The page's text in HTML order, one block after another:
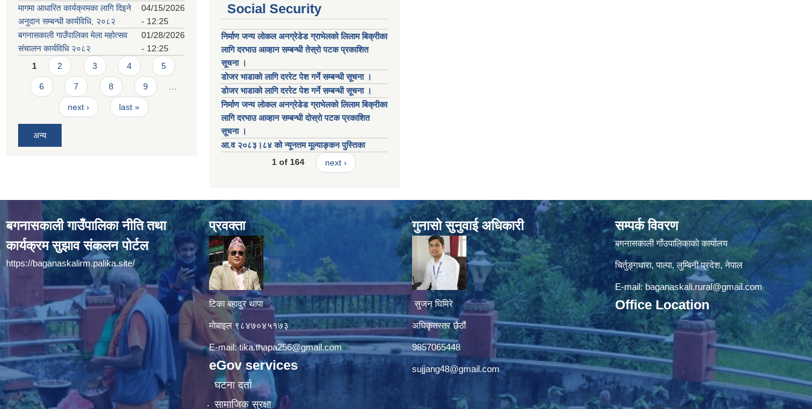
मागमा आधारित कार्यक्रमका लागि दिइने
अनुदान सम्बन्धी कार्यविधि, २०८२
04/15/2026
- 12:25
बगनासकाली गाउँपालिका मेला महोत्सव
संचालन कार्यविधि २०८२
01/28/2026
- 12:25
Pages
1 2 3 4 5
6 7 8 9
next › last »
अन्य
Social Security
निर्माण जन्य लोकल अनग्रेडेड ग्राभेलको लिलाम बिक्रीका
लागि दरभाउ आव्हान सम्बन्धी तेस्रो पटक प्रकाशित
सूचना ।
डाेजर भाडाकाे लागि दररेट पेश गर्ने सम्बन्धी सूचना ।
डाेजर भाडाकाे लागि दररेट पेश गर्ने सम्बन्धी सूचना ।
निर्माण जन्य लोकल अनग्रेडेड ग्राभेलको लिलाम बिक्रीका
लागि दरभाउ आव्हान सम्बन्धी दोस्रो पटक प्रकाशित
सूचना ।
आ.व २०८३।८४ को न्यूनतम मूल्याङ्कन पुस्तिका
1 of 164
next ›
बगनासकाली गाउँपालिका नीति तथा
कार्यक्रम सुझाव संकलन पोर्टल
https://baganaskalirm.palika.site/
प्रवक्ता
टिका बहादुर थापा
माे‍बाइल ९८४७०४५१७३
E-mail:tika.thapa256@gmail.com
eGov services
घटना दर्ता
सामाजिक सुरक्षा
गुनासाे सुनुवाई अधिकारी
सुजन घिमिरे
अधिकृतस्तर छैठौं‌
9857065448
sujjang48@gmail.com
सम्पर्क विवरण
बगनासकाली गाँउपालिकाकाे कार्यालय
चिर्तुङ्गधारा, पाल्पा, लुम्बिनी प्रदेश, नेपाल
E-mail:baganaskali.rural@gmail.com
Office Location